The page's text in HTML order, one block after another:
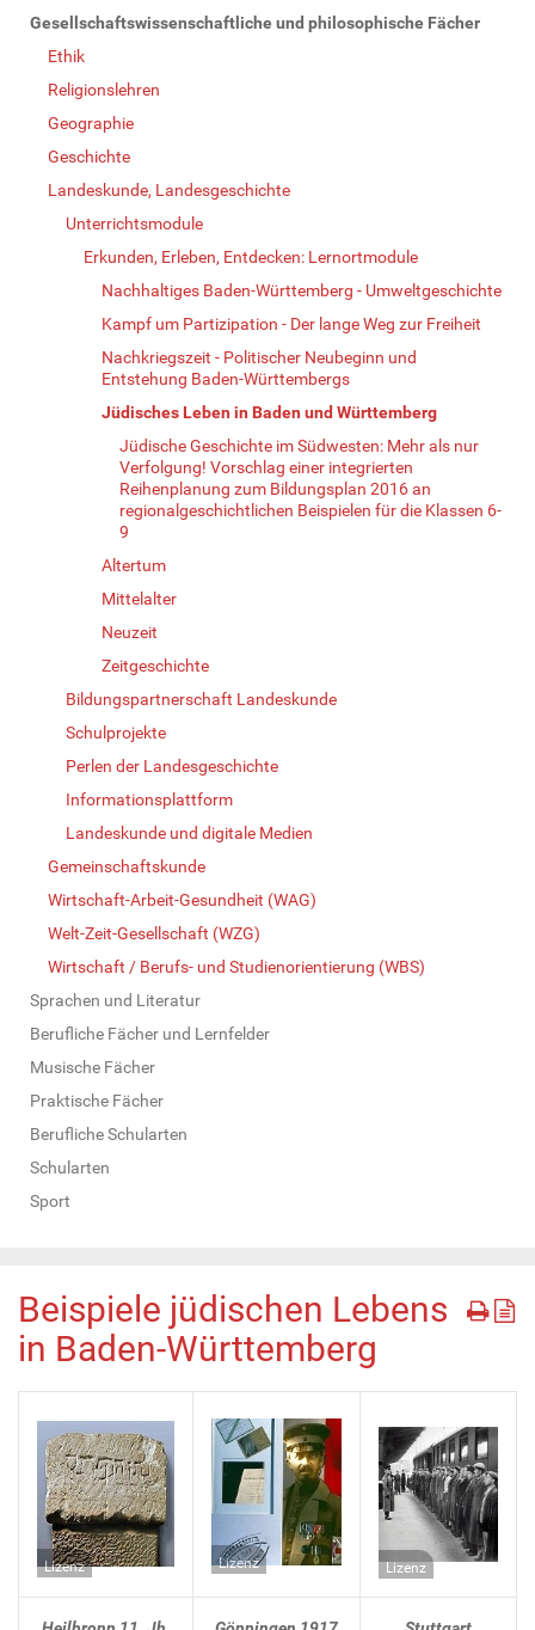
Gesellschaftswissenschaftliche und philosophische Fächer
Ethik
Religionslehren
Geographie
Geschichte
Landeskunde, Landesgeschichte
Unterrichtsmodule
Erkunden, Erleben, Entdecken: Lernortmodule
Nachhaltiges Baden-Württemberg - Umweltgeschichte
Kampf um Partizipation - Der lange Weg zur Freiheit
Nachkriegszeit - Politischer Neubeginn und
Entstehung Baden-Württembergs
Jüdisches Leben in Baden und Württemberg
Jüdische Geschichte im Südwesten: Mehr als nur
Verfolgung! Vorschlag einer integrierten
Reihenplanung zum Bildungsplan 2016 an
regionalgeschichtlichen Beispielen für die Klassen 6-
9
Altertum
Mittelalter
Neuzeit
Zeitgeschichte
Bildungspartnerschaft Landeskunde
Schulprojekte
Perlen der Landesgeschichte
Informationsplattform
Landeskunde und digitale Medien
Gemeinschaftskunde
Wirtschaft-Arbeit-Gesundheit (WAG)
Welt-Zeit-Gesellschaft (WZG)
Wirtschaft / Berufs- und Studienorientierung (WBS)
Sprachen und Literatur
Berufliche Fächer und Lernfelder
Musische Fächer
Praktische Fächer
Berufliche Schularten
Schularten
Sport
Beispiele jüdischen Lebens
in Baden-Württemberg
Lizenz Lizenz Lizenz